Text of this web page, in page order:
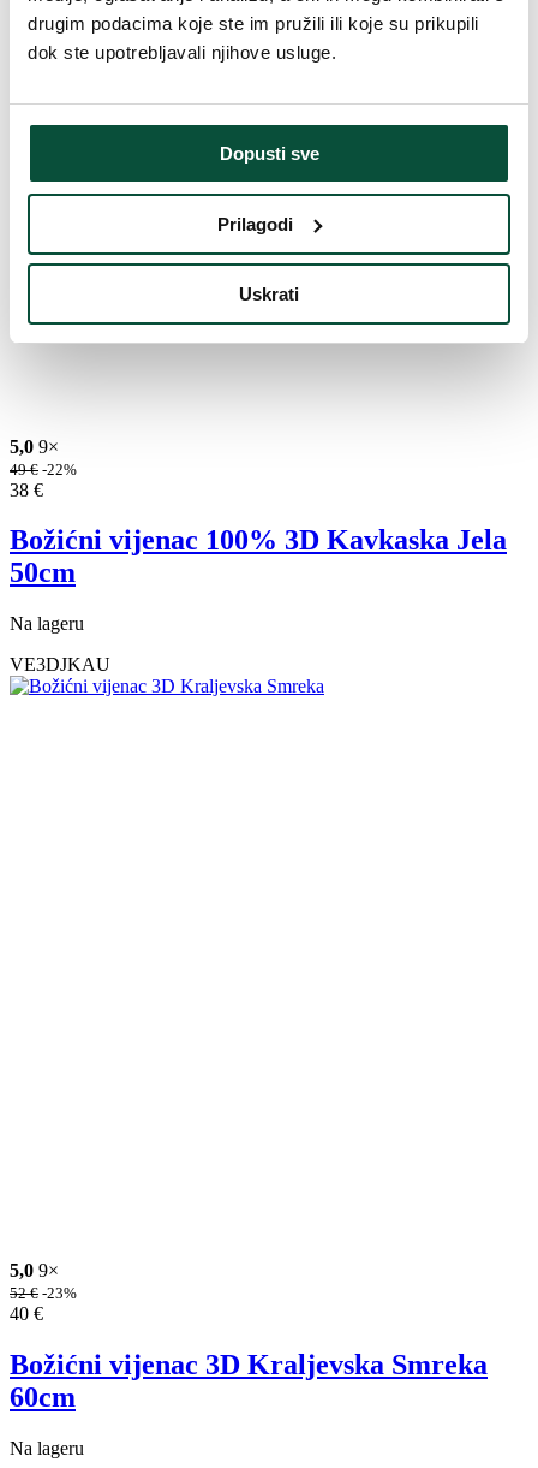
drugim podacima koje ste im pružili ili koje su prikupili
dok ste upotrebljavali njihove usluge.
Dopusti sve
Prilagodi
Uskrati
5,0 9×
49€ -22%
38 €
Božićni vijenac 100% 3D Kavkaska Jela
50cm
Na lageru
VE3DJKAU
5,0 9×
52€ -23%
40 €
Božićni vijenac 3D Kraljevska Smreka
60cm
Na lageru